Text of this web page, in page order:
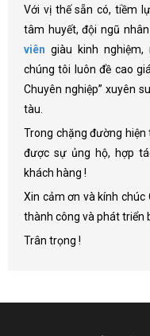
Với vị thế sẵn có, tiềm
tâm huyết, đội ngũ
viên giàu kinh
chúng tôi luôn đề cao
Chuyên nghiệp” xuyên
tàu.
Trong chặng đường
được sự ủng hộ, hợp
khách hàng !
Xin cảm ơn và kính chúc
thành công và phát triển
Trân trọng !